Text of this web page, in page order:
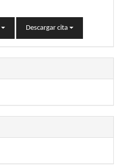
Descargar cita